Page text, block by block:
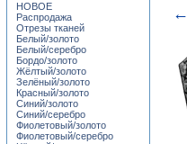
←
НОВОЕ
Распродажа
Отрезы тканей
Белый/золото
Белый/серебро
Бордо/золото
Жёлтый/золото
Зелёный/золото
Красный/золото
Синий/золото
Синий/серебро
Фиолетовый/золото
Фиолетовый/серебро